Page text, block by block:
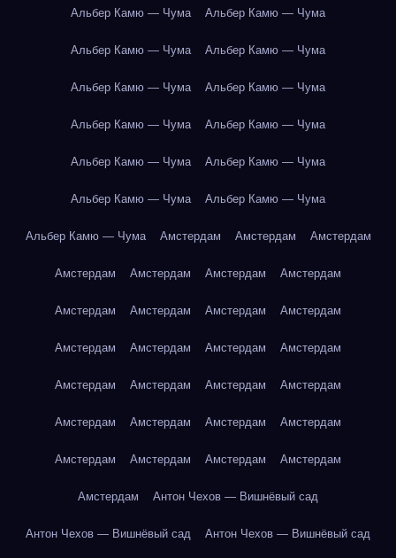
Альбер Камю — Чума Альбер Камю — Чума
Альбер Камю — Чума Альбер Камю — Чума
Альбер Камю — Чума Альбер Камю — Чума
Альбер Камю — Чума Альбер Камю — Чума
Альбер Камю — Чума Альбер Камю — Чума
Альбер Камю — Чума Альбер Камю — Чума
Альбер Камю — Чума Амстердам Амстердам Амстердам
Амстердам Амстердам Амстердам Амстердам
Амстердам Амстердам Амстердам Амстердам
Амстердам Амстердам Амстердам Амстердам
Амстердам Амстердам Амстердам Амстердам
Амстердам Амстердам Амстердам Амстердам
Амстердам Амстердам Амстердам Амстердам
Амстердам Антон Чехов — Вишнёвый сад
Антон Чехов — Вишнёвый сад Антон Чехов — Вишнёвый сад